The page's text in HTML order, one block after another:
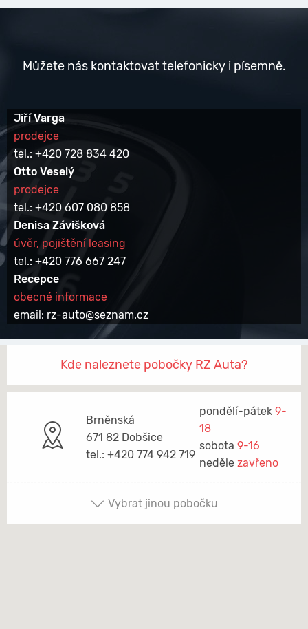
Můžete nás kontaktovat telefonicky i písemně.
Jiří Varga
prodejce
tel.: +420 728 834 420
Otto Veselý
prodejce
tel.: +420 607 080 858
Denisa Závišková
úvěr, pojištění leasing
tel.: +420 776 667 247
Recepce
obecné informace
email: rz-auto@seznam.cz
Kde naleznete pobočky RZ Auta?
Brněnská
671 82 Dobšice
tel.: +420 774 942 719
pondělí-pátek 9-
18
sobota 9-16
neděle zavřeno
Vybrat jinou pobočku